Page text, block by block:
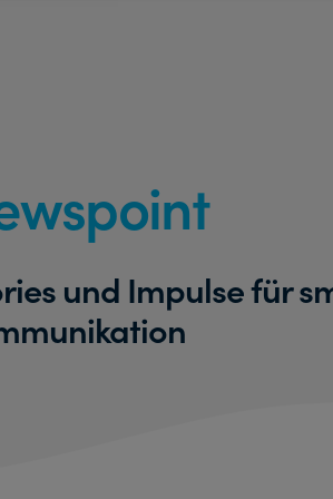
und Impulse für